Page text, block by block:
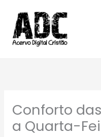
para
conteúdo
Conforto
a Quarta-